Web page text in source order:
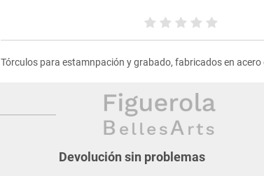
Tórculos para estamnpación y grabado, fabricados en acero
Devolución sin problemas